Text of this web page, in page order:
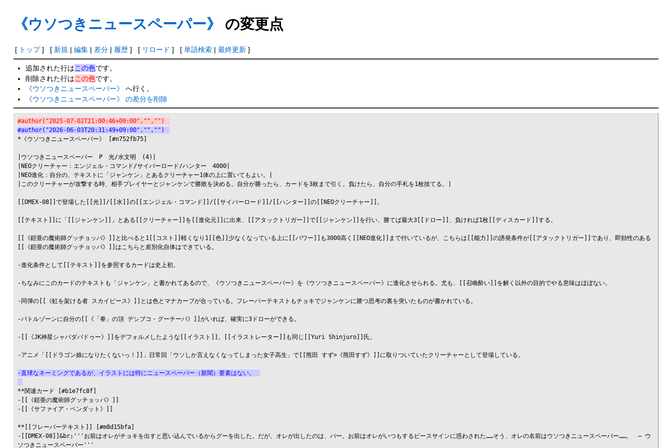
《ウソつきニュースペーパー》 の変更点
[ トップ] [ 新規| 編集| 差分| 履歴] [ リロード ] [ 単語検索| 最終更新]
追加された行はこの色です。
削除された行はこの色です。
《ウソつきニュースペーパー》
へ行く。
《ウソつきニュースペーパー》 の差分を削除
#author("2025-07-02T21:00:46+09:00","","")
#author("2026-06-03T20:31:49+09:00","","")
*《ウソつきニュースペーパー》 [#n752fb75]
|ウソつきニュースペーパー　P　光/水文明　(4)|
|NEOクリーチャー：エンジェル・コマンド/サイバーロード/ハンター　4000|
|NEO進化：自分の、テキストに「ジャンケン」とあるクリーチャー1体の上に置いてもよい。|
|このクリーチャーが攻撃する時、相手プレイヤーとジャンケンで勝敗を決める。自分が勝ったら、カードを3枚まで引く。負けたら、自分の手札を1枚捨てる。|
[[DMEX-08]]で登場した[[光]]/[[水]]の[[エンジェル・コマンド]]/[[サイバーロード]]/[[ハンター]]の[[NEOクリーチャー]]。
[[テキスト]]に「[[ジャンケン]]」とある[[クリーチャー]]を[[進化元]]に出来、[[アタックトリガー]]で[[ジャンケン]]を行い、勝てば最大3[[ドロー]]、負ければ1枚[[ディスカード]]する。
[[《鎧亜の魔術師グッチョッパ》]]と比べると1[[コスト]]軽くなり1[[色]]少なくなっている上に[[パワー]]も3000高く[[NEO進化]]まで付いているが、こちらは[[能力]]の誘発条件が[[アタックトリガー]]であり、即効性のある
[[《鎧亜の魔術師グッチョッパ》]]はこちらと差別化自体はできている。
-進化条件として[[テキスト]]を参照するカードは史上初。
-ちなみにこのカードのテキストも「ジャンケン」と書かれてあるので、《ウソつきニュースペーパー》を《ウソつきニュースペーパー》に進化させられる。尤も、[[召喚酔い]]を解く以外の目的でやる意味はほぼない。
-同弾の[[《虹を架ける者 スカイピース》]]とは色とマナカーブが合っている。フレーバーテキストもチョキでジャンケンに勝つ思考の裏を突いたものが書かれている。
-バトルゾーンに自分の[[《「拳」の頂 デシブコ・グーチーパ》]]がいれば、確実に3ドローができる。
-[[《JK神星シャバダバドゥー》]]をデフォルメしたような[[イラスト]]。[[イラストレーター]]も同じ[[Yuri Shinjuro]]氏。
-アニメ「[[ドラゴン娘になりたくないっ！]]」日常回「ウソしか言えなくなってしまった女子高生」で[[熊田 すず>《熊田すず》]]に取りついていたクリーチャーとして登場している。
-直球なネーミングであるが、イラストには特にニュースペーパー（新聞）要素はない。
**関連カード [#b1e7fc8f]
-[[《鎧亜の魔術師グッチョッパ》]]
-[[《サファイア・ペンダット》]]
**[[フレーバーテキスト]] [#m8d15bfa]
-[[DMEX-08]]&br;'''お前はオレがチョキを出すと思い込んでいるからグーを出した。だが、オレが出したのは、パー。お前はオレがいつもするピースサインに惑わされた……そう、オレの名前はウソつきニュースペーパー……。　― ウ
ソつきニュースペーパー'''